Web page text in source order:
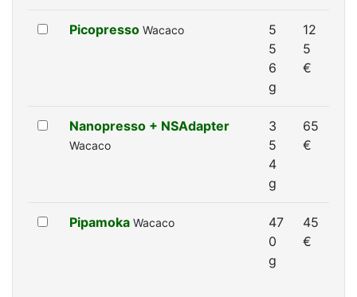
Picopresso Wacaco
5
5
6
g
12
5
€
Nanopresso + NSAdapter
Wacaco
3
5
4
g
65
€
Pipamoka Wacaco
47
0
g
45
€